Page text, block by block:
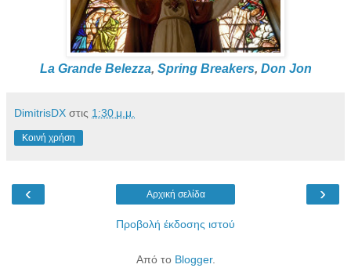
La Grande Belezza, Spring Breakers, Don Jon
DimitrisDX στις 1:30 μ.μ.
Κοινή χρήση
‹ ›
Αρχική σελίδα
Προβολή έκδοσης ιστού
Από το Blogger.